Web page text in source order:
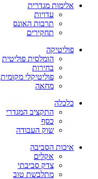
אלימות מגדרית
עדויות
תרבות האונס
תחקירים
פוליטיקה
הומלסית פוליטית
בחירות
פוליטיקלי מקומית
מחאה
כלכלה
התקציב המגדרי
כסף
שוק העבודה
איכות הסביבה
אקלים
צדק סביבתי
מתלבשת טוב